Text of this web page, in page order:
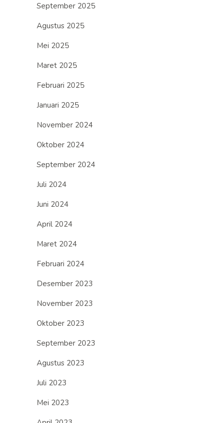
September 2025
Agustus 2025
Mei 2025
Maret 2025
Februari 2025
Januari 2025
November 2024
Oktober 2024
September 2024
Juli 2024
Juni 2024
April 2024
Maret 2024
Februari 2024
Desember 2023
November 2023
Oktober 2023
September 2023
Agustus 2023
Juli 2023
Mei 2023